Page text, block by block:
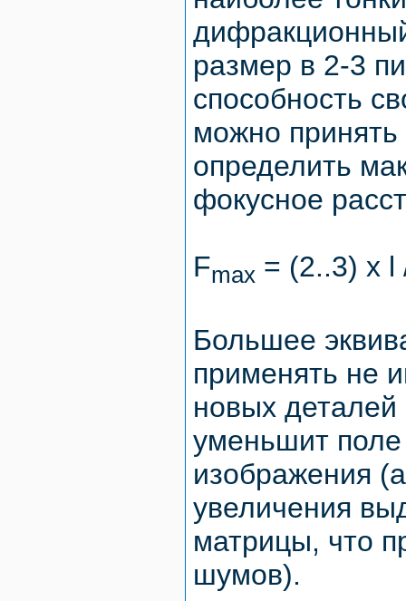
размер в 2-3
способность
можно
определить
фокусное
Fmax = (2..3) x l
Большее
применять не
новых деталей
уменьшит поле
изображения
увеличения
матрицы, что
шумов).